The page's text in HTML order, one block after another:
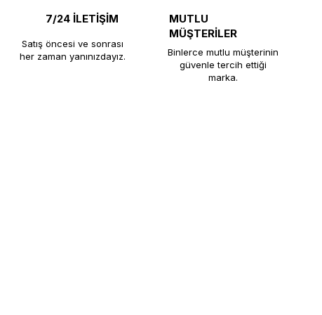
7/24 İLETİŞİM
Satış öncesi ve sonrası
her zaman yanınızdayız.
MUTLU
MÜŞTERİLER
Binlerce mutlu müşterinin
güvenle tercih ettiği
marka.